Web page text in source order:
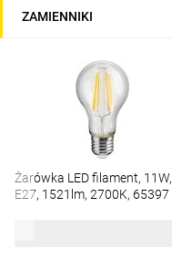
ZAMIENNIKI
Żarówka LED filament, 11W,
E27, 1521lm, 2700K, 65397